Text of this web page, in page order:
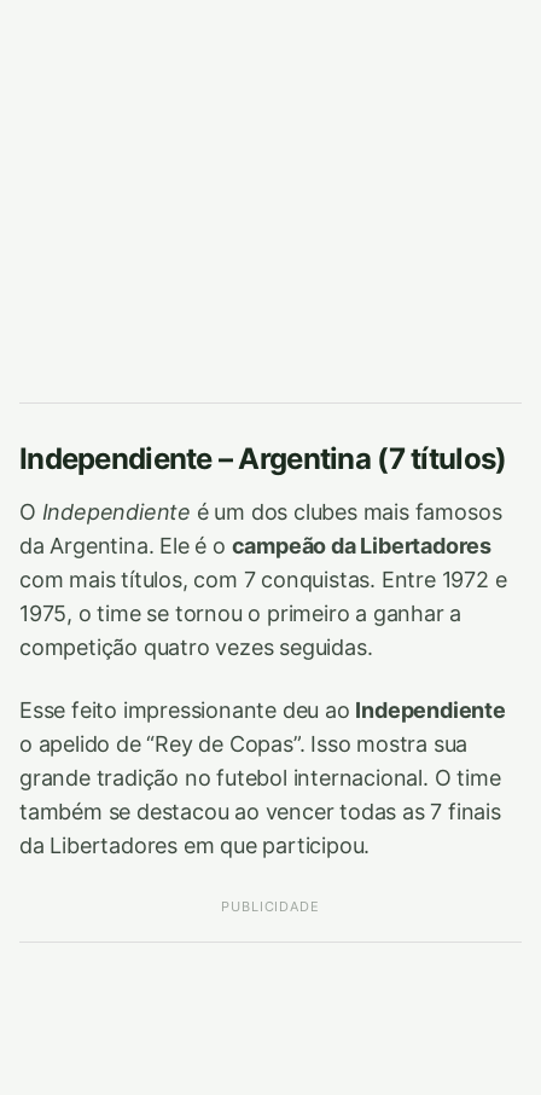
Independiente – Argentina (7 títulos)
O Independiente é um dos clubes mais famosos
da Argentina. Ele é o campeão da Libertadores
com mais títulos, com 7 conquistas. Entre 1972 e
1975, o time se tornou o primeiro a ganhar a
competição quatro vezes seguidas.
Esse feito impressionante deu ao Independiente
o apelido de “Rey de Copas”. Isso mostra sua
grande tradição no futebol internacional. O time
também se destacou ao vencer todas as 7 finais
da Libertadores em que participou.
PUBLICIDADE